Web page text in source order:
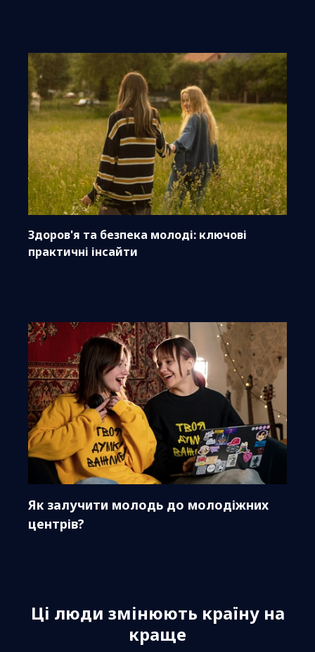
Здоров'я та безпека молоді: ключові
практичні інсайти
Як залучити молодь до молодіжних
центрів?
Ці люди змінюють країну на
краще